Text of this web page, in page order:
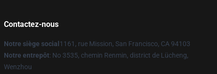
Contactez-nous
Notre siège social 1161, rue Mission, San Francisco, CA 94103
Notre entrepôt: No 3535, chemin Renmin, district de Lücheng,
Wenzhou